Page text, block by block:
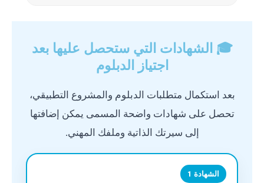
🎓 الشهادات التي ستحصل عليها بعد
اجتياز الدبلوم
بعد استكمال متطلبات الدبلوم والمشروع التطبيقي،
تحصل على شهادات واضحة المسمى يمكن إضافتها
إلى سيرتك الذاتية وملفك المهني.
الشهادة 1